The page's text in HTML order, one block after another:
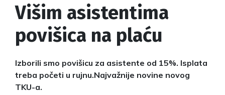
Višim asistentima
povišica na plaću
Izborili smo povišicu za asistente od 15%. Isplata
treba početi u rujnu.Najvažnije novine novog
TKU-a.